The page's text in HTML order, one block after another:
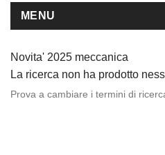
MENU
Novita' 2025 meccanica
La ricerca non ha prodotto
Prova a cambiare i termini di